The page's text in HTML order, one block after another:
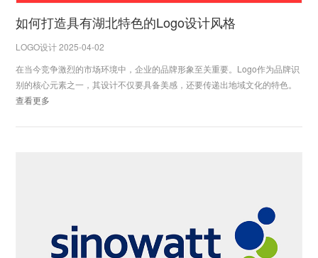
如何打造具有湖北特色的Logo设计风格
LOGO设计 2025-04-02
在当今竞争激烈的市场环境中，企业的品牌形象至关重要。Logo作为品牌识
别的核心元素之一，其设计不仅要具备美感，还要传递出地域文化的特色。
查看更多